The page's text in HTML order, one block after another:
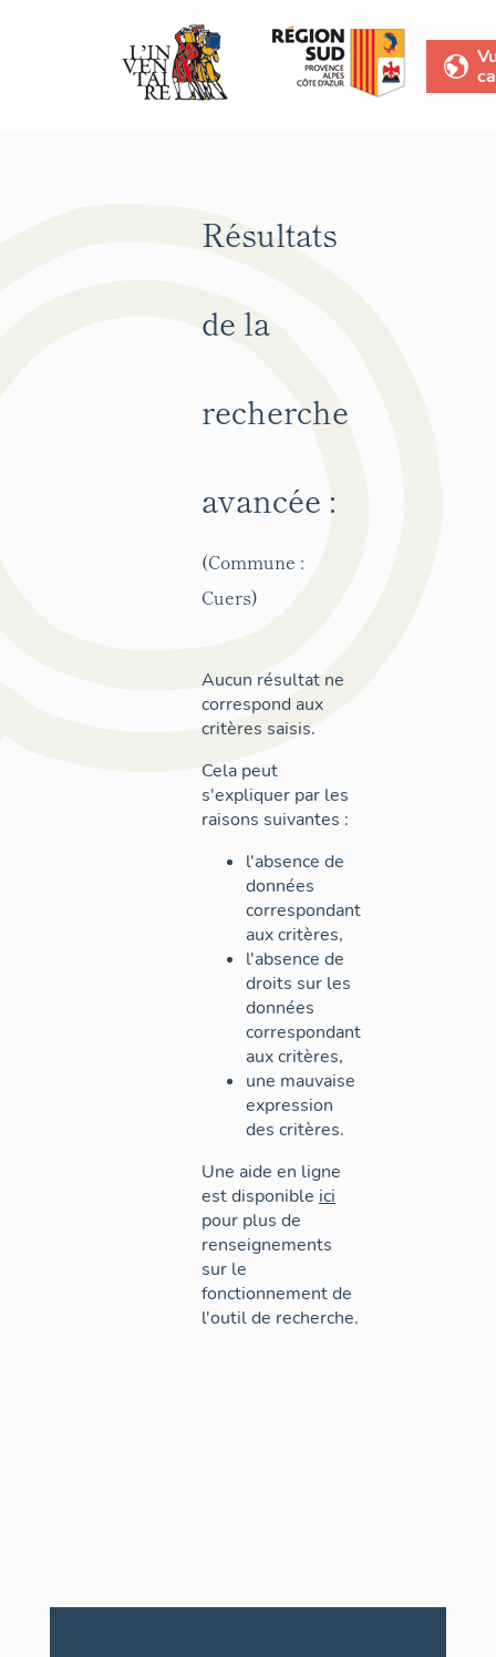
Résultats
de la
recherche
avancée :
(Commune :
Cuers)
Aucun résultat ne
correspond aux
critères saisis.
Cela peut
s'expliquer par les
raisons suivantes :
l'absence de
données
correspondant
aux critères,
l'absence de
droits sur les
données
correspondant
aux critères,
une mauvaise
expression
des critères.
Une aide en ligne
est disponible ici
pour plus de
renseignements
sur le
fonctionnement de
l'outil de recherche.